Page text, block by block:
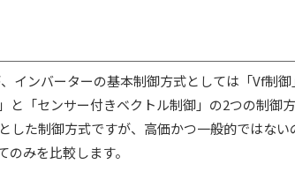
インバーターの基本制御方式としては「Vf制
「センサー付きベクトル制御」の2つの制御方
した制御方式ですが、高価かつ一般的ではな
みを比較します。